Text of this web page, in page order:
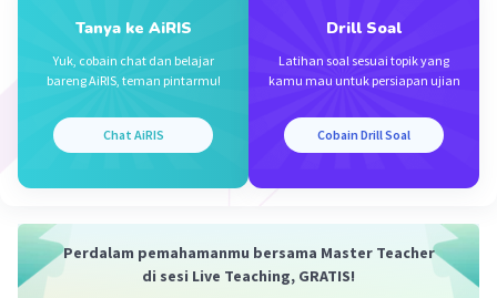
Tanya ke AiRIS
Yuk, cobain chat dan belajar
bareng AiRIS, teman pintarmu!
Chat AiRIS
Drill Soal
Latihan soal sesuai topik yang
kamu mau untuk persiapan ujian
Cobain Drill Soal
Perdalam pemahamanmu bersama Master Teacher
di sesi Live Teaching, GRATIS!